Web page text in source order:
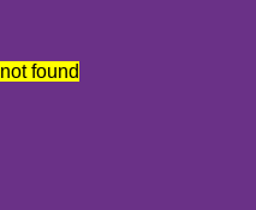
not found